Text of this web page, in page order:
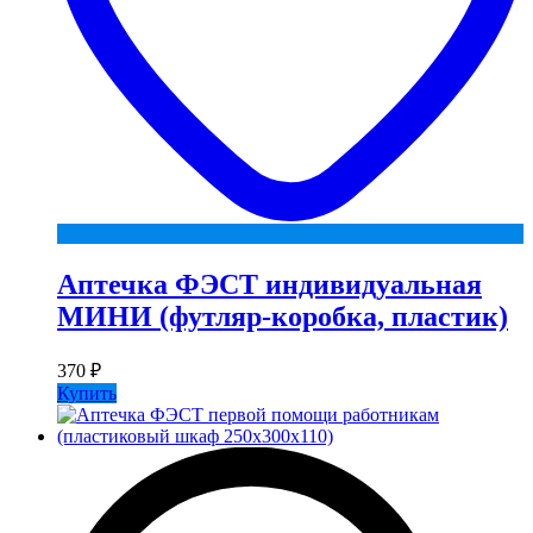
Аптечка ФЭСТ индивидуальная
МИНИ (футляр-коробка, пластик)
370 ₽
Купить